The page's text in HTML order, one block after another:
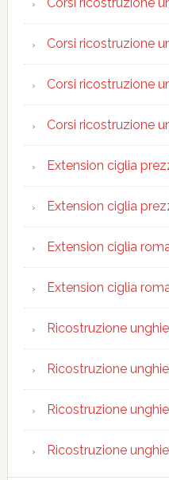
Corsi ricostruzione
Corsi ricostruzione
Corsi ricostruzione
Extension ciglia
Extension ciglia
Extension ciglia
Extension ciglia
Ricostruzione
Ricostruzione
Ricostruzione
Ricostruzione